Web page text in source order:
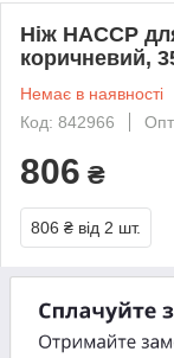
Ніж HACCP
коричневий,
Немає в наявності
Код: 842966
Опт
806 ₴
806 ₴ від 2 шт.